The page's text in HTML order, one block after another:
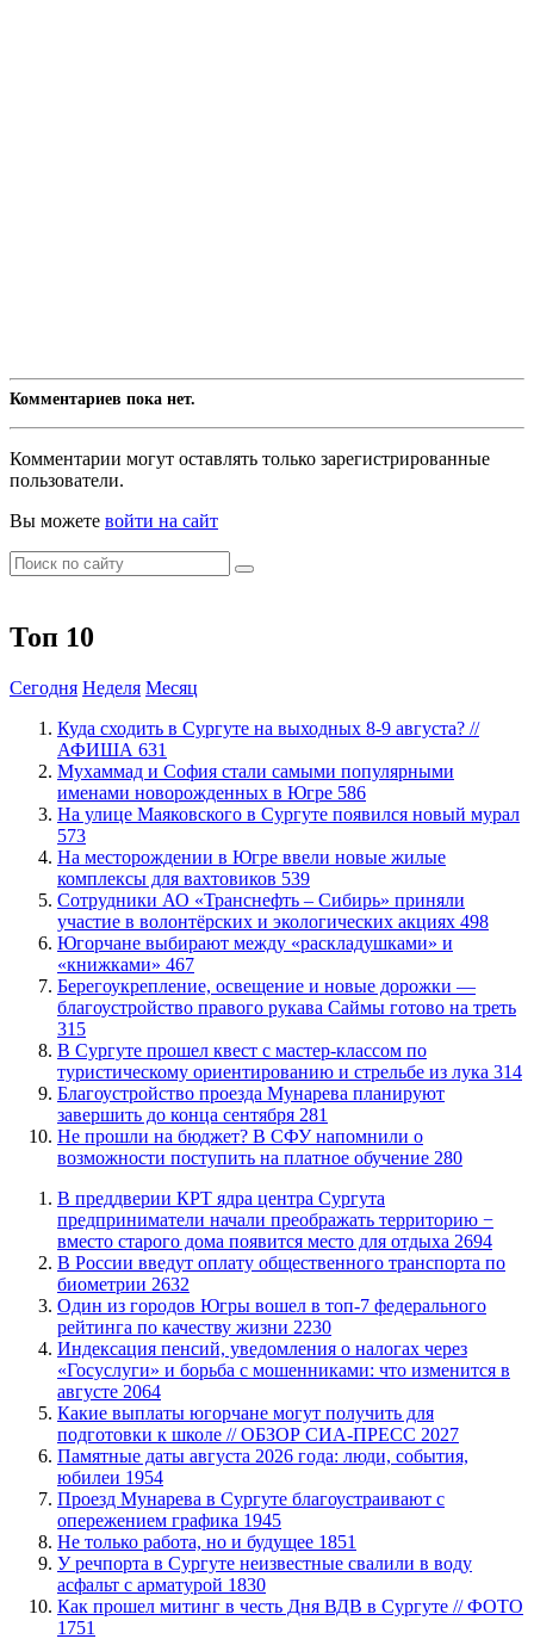
Комментариев пока нет.
Комментарии могут оставлять только зарегистрированные
пользователи.
Вы можете войти на сайт
Топ 10
Сегодня Неделя Месяц
​Куда сходить в Сургуте на выходных 8-9 августа? //
АФИША 631
​Мухаммад и София стали самыми популярными
именами новорожденных в Югре 586
​На улице Маяковского в Сургуте появился новый мурал
573
​На месторождении в Югре ввели новые жилые
комплексы для вахтовиков 539
Сотрудники АО «Транснефть – Сибирь» приняли
участие в волонтёрских и экологических акциях 498
​Югорчане выбирают между «раскладушками» и
«книжками» 467
Берегоукрепление, освещение и новые дорожки —
благоустройство правого рукава Саймы готово на треть
315
В Сургуте прошел квест с мастер-классом по
туристическому ориентированию и стрельбе из лука 314
Благоустройство проезда Мунарева планируют
завершить до конца сентября 281
Не прошли на бюджет? В СФУ напомнили о
возможности поступить на платное обучение 280
​В преддверии КРТ ядра центра Сургута
предприниматели начали преображать территорию −
вместо старого дома появится место для отдыха 2694
В России введут оплату общественного транспорта по
биометрии 2632
Один из городов Югры вошел в топ-7 федерального
рейтинга по качеству жизни 2230
​Индексация пенсий, уведомления о налогах через
«Госуслуги» и борьба с мошенниками: что изменится в
августе 2064
Какие выплаты югорчане могут получить для
подготовки к школе // ОБЗОР СИА-ПРЕСС 2027
​Памятные даты августа 2026 года: люди, события,
юбилеи 1954
​Проезд Мунарева в Сургуте благоустраивают с
опережением графика 1945
​Не только работа, но и будущее 1851
​У речпорта в Сургуте неизвестные свалили в воду
асфальт с арматурой 1830
Как прошел митинг в честь Дня ВДВ в Сургуте // ФОТО
1751